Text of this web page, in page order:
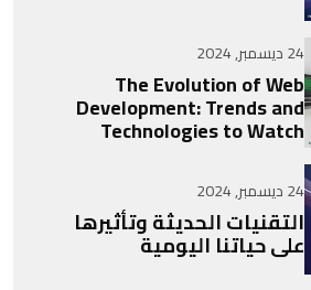
24 ديسمبر, 2024
The Evolution of Web
Development: Trends and
Technologies to Watch
24 ديسمبر, 2024
التقنيات الحديثة وتأثيرها
على حياتنا اليومية